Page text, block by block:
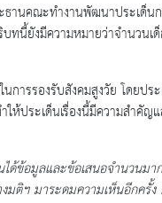
นคณะทำงานพัฒนาประเด็น
ยังมีความหมายว่าจำนวนเ
รรองรับสังคมสูงวัย โดยป
ห้ประเด็นเรื่องนี้มีความสำ
ข้อมูลและข้อเสนอจำนวน
ติฯ มาระดมความเห็นอีก